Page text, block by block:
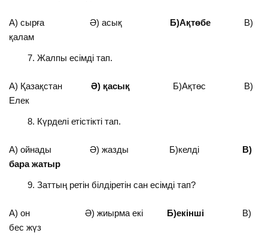
А) сырға Ә) асық Б)Ақтөбе В)
қалам
Жалпы есімді тап.
А) ҚазақстанӘ) қасық Б)Ақтөс В)
Елек
Күрделі етістікті тап.
А) ойнады Ә) жазды Б)келді В)
бара жатыр
Заттың ретін білдіретін сан есімді тап?
А) он Ә) жиырма екі Б)екінші В)
бес жүз